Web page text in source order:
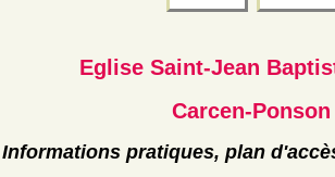
Eglise Saint-Jean
Carcen-Ponson
Informations pratiques, plan